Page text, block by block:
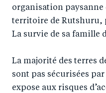
F
a
c
o
wi
tt
er
Li
n
k
I
organisation
territoire de Rutshuru,
La survie de sa famille
La majorité des terres
sont pas sécurisées
expose aux risques